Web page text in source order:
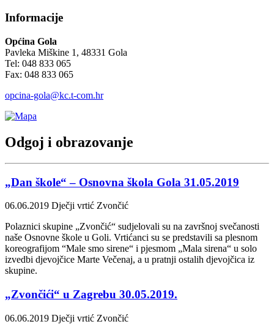
Informacije
Općina Gola
Pavleka Miškine 1, 48331 Gola
Tel: 048 833 065
Fax: 048 833 065
opcina-gola@kc.t-com.hr
Odgoj i obrazovanje
„Dan škole“ – Osnovna škola Gola 31.05.2019
06.06.2019 Dječji vrtić Zvončić
Polaznici skupine „Zvončić“ sudjelovali su na završnoj svečanosti
naše Osnovne škole u Goli. Vrtićanci su se predstavili sa plesnom
koreografijom “Male smo sirene“ i pjesmom „Mala sirena“ u solo
izvedbi djevojčice Marte Večenaj, a u pratnji ostalih djevojčica iz
skupine.
„Zvončići“ u Zagrebu 30.05.2019.
06.06.2019 Dječji vrtić Zvončić